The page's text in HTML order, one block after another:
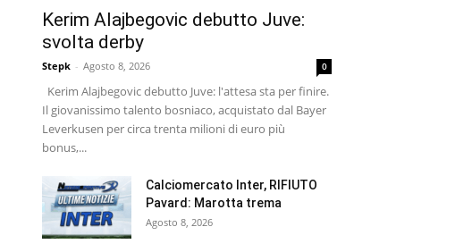
Kerim Alajbegovic debutto Juve:
svolta derby
Stepk - Agosto 8, 2026 0
Kerim Alajbegovic debutto Juve: l'attesa sta per finire.
Il giovanissimo talento bosniaco, acquistato dal Bayer
Leverkusen per circa trenta milioni di euro più
bonus,...
Calciomercato Inter, RIFIUTO
Pavard: Marotta trema
Agosto 8, 2026